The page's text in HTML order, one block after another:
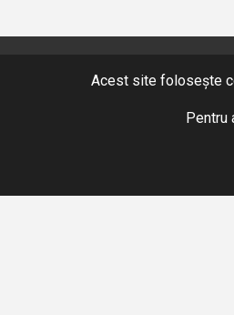
Acest site folosește
Pentru
CONTACT